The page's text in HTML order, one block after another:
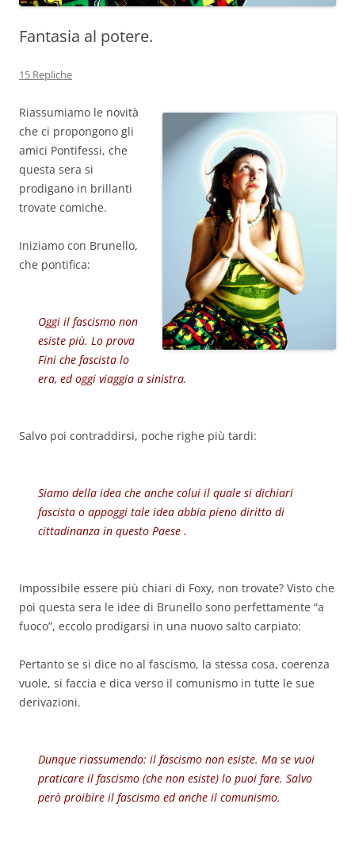
Fantasia al potere.
15 Repliche
Riassumiamo le novità
che ci propongono gli
amici Pontifessi, che
questa sera si
prodigano in brillanti
trovate comiche.
Iniziamo con Brunello,
che pontifica:
Oggi il fascismo non
esiste più. Lo prova
Fini che fascista lo
era, ed oggi viaggia a sinistra.
Salvo poi contraddirsi, poche righe più tardi:
Siamo della idea che anche colui il quale si dichiari
fascista o appoggi tale idea abbia pieno diritto di
cittadinanza in questo Paese .
Impossibile essere più chiari di Foxy, non trovate? Visto che
poi questa sera le idee di Brunello sono perfettamente “a
fuoco”, eccolo prodigarsi in una nuovo salto carpiato:
Pertanto se si dice no al fascismo, la stessa cosa, coerenza
vuole, si faccia e dica verso il comunismo in tutte le sue
derivazioni.
Dunque riassumendo: il fascismo non esiste. Ma se vuoi
praticare il fascismo (che non esiste) lo puoi fare. Salvo
però proibire il fascismo ed anche il comunismo.